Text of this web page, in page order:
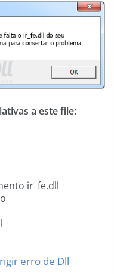
a este file:
ir_fe.dll
erro de Dll